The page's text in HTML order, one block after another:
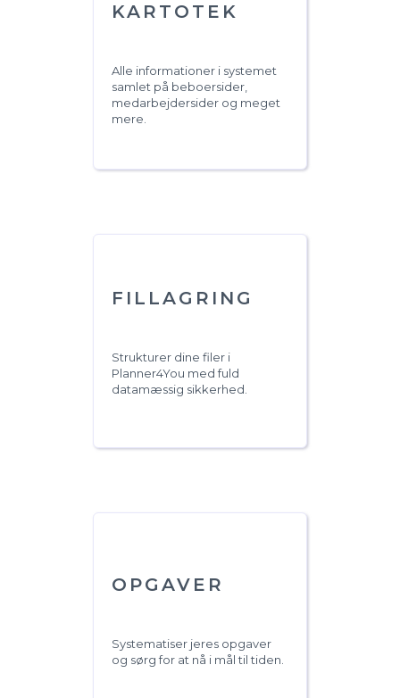
KARTOTEK
Alle informationer i systemet
samlet på beboersider,
medarbejdersider og meget
mere.
FILLAGRING
Strukturer dine filer i
Planner4You med fuld
datamæssig sikkerhed.
OPGAVER
Systematiser jeres opgaver
og sørg for at nå i mål til tiden.